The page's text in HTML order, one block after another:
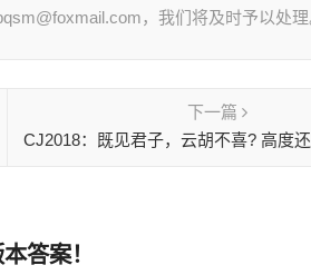
，我们将及时予以处理
下一篇
CJ2018：既见君子，云胡不喜? 高度
答案！